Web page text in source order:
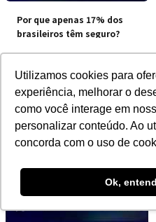
Utilizamos cookies para
experiência, melhorar o
como você interage em
personalizar conteúdo. Ao
concorda com o uso de
Ok,
Por que apenas 17% dos
brasileiros têm seguro?